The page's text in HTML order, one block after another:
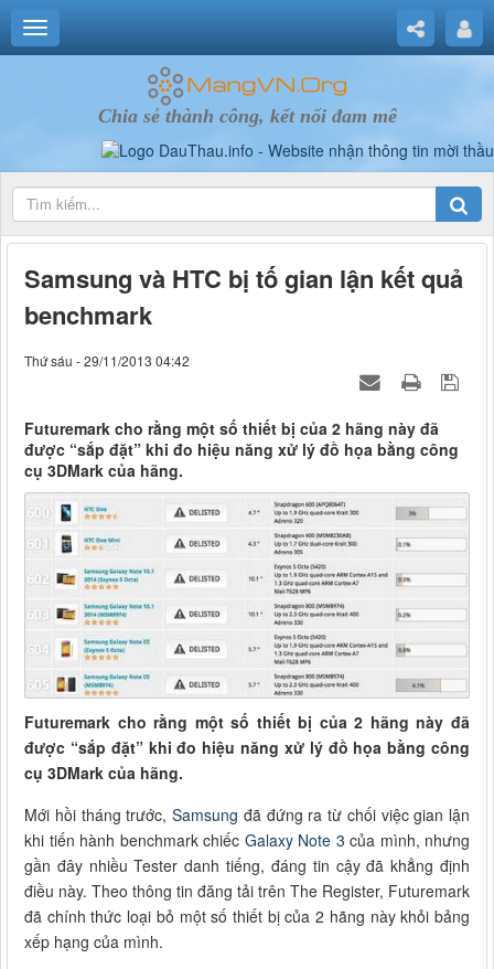
Chia sẻ thành công, kết nối đam mê
Samsung và HTC bị tố gian lận kết quả
benchmark
Thứ sáu - 29/11/2013 04:42
Futuremark cho rằng một số thiết bị của 2 hãng này đã
được “sắp đặt” khi đo hiệu năng xử lý đồ họa bằng công
cụ 3DMark của hãng.
Futuremark cho rằng một số thiết bị của 2 hãng này đã
được “sắp đặt” khi đo hiệu năng xử lý đồ họa bằng công
cụ 3DMark của hãng.
Mới hồi tháng trước, Samsung đã đứng ra từ chối việc gian lận
khi tiến hành benchmark chiếc Galaxy Note 3 của mình, nhưng
gần đây nhiều Tester danh tiếng, đáng tin cậy đã khẳng định
điều này. Theo thông tin đăng tải trên The Register, Futuremark
đã chính thức loại bỏ một số thiết bị của 2 hãng này khỏi bảng
xếp hạng của mình.